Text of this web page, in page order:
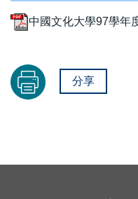
中國文化大學97學年
分享